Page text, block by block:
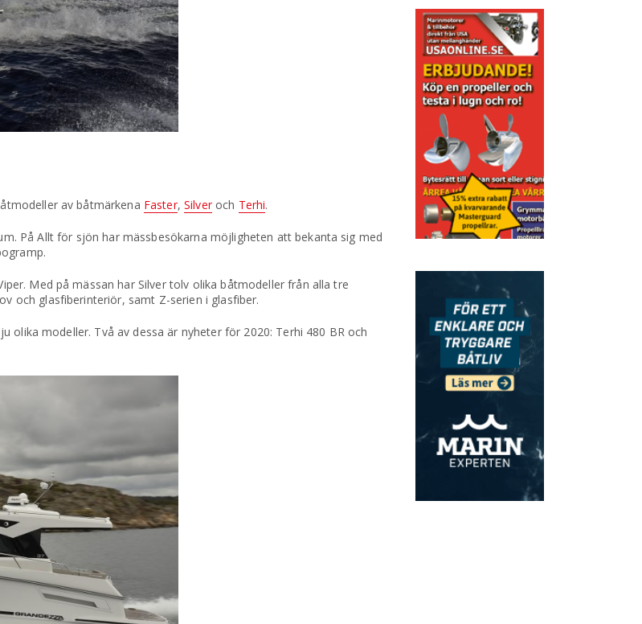
av båtmärkena Faster,Silveroch Terhi.
På Allt för sjön har mässbesökarna möjligheten att bekanta sig med
Med på mässan har Silver tolv olika båtmodeller från alla tre
och glasfiberinteriör, samt Z-serien i glasfiber.
olika modeller. Två av dessa är nyheter för 2020: Terhi 480 BR och